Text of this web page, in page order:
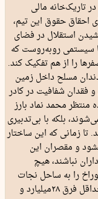
تاریک‌خانه‌ مالی
احقاق حقوق این تیم،
استقلال در فضای
سیستمی روبه‌روست که
را از هم تفکیک کند.
مسلح داخل زمین
فقدان شفافیت در کادر
محمد نماد بارز
بلکه با بی‌تدبیری
تا زمانی که این ساختار
و مقصران این
نباشند، هیچ
را به ساحل نجات
برساند. استقلال بزرگ، تشنه مدیرانی است که حداقل فرق ۲۸‌میلیارد و